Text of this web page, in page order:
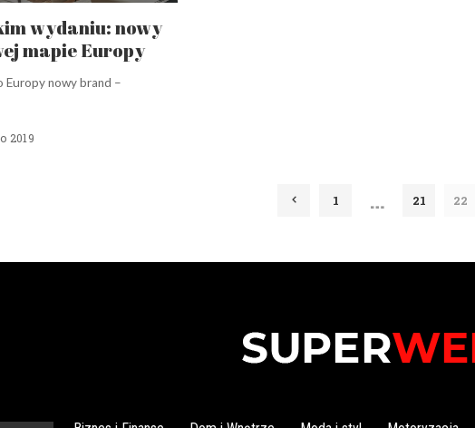
wydaniu: nowy
mapie Europy
Europy nowy brand –
2019
1 … 21 22